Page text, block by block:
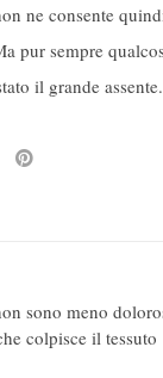
ne consente
pur sempre
il grande
sono meno
colpisce il tessuto